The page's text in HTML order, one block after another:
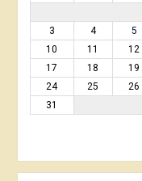
3
4 5
10
11 12
17
18 19
24
25 26
31